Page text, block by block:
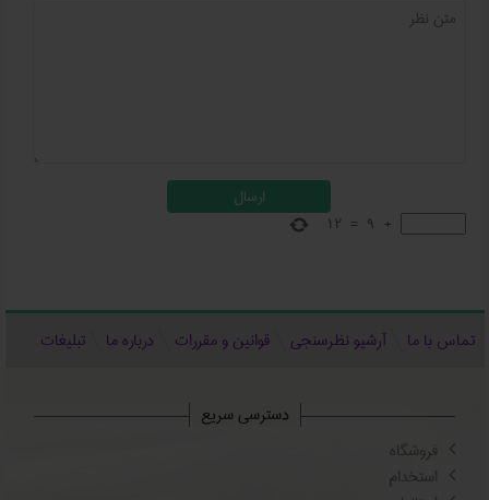
+
9
=
12
تماس با ما آرشیو نظرسنجی قوانین و مقررات درباره ما تبلیغات
دسترسی سریع
فروشگاه
استخدام